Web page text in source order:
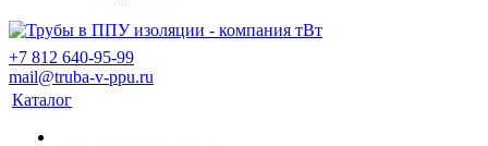
+7 812 640-95-99
mail@truba-v-ppu.ru
Каталог